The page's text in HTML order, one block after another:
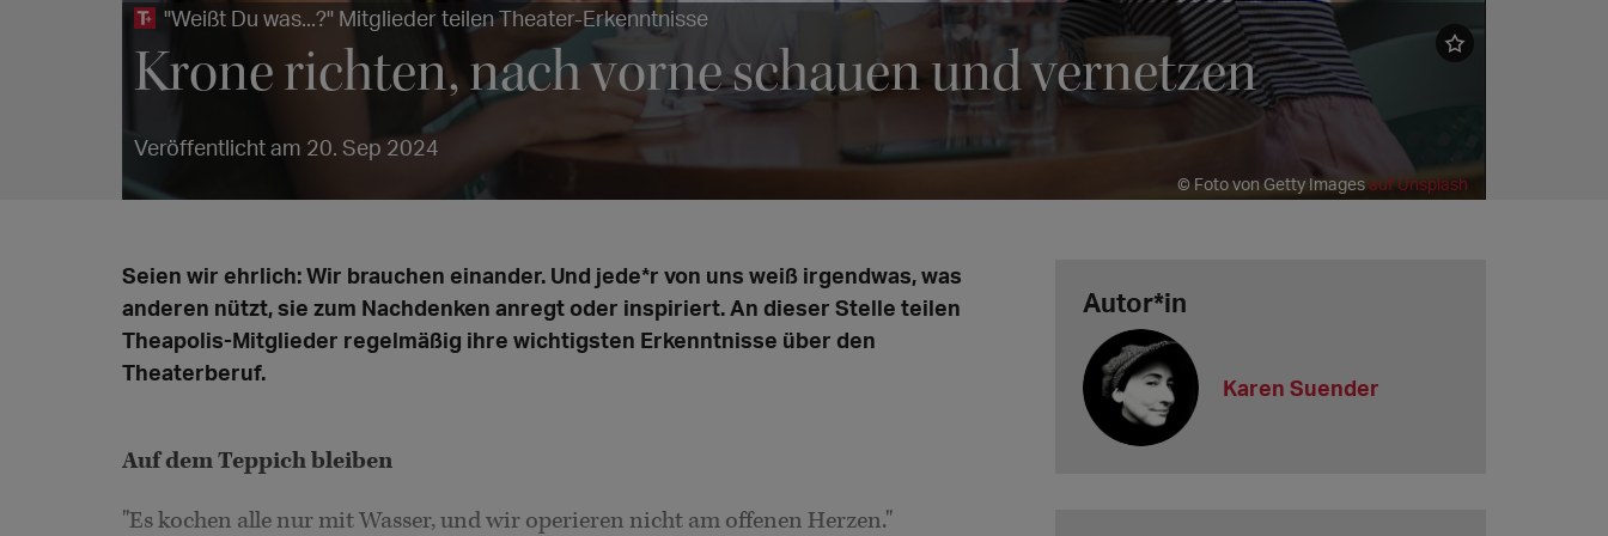
"Weißt Du was...?" Mitglieder teilen Theater-Erkenntnisse
Krone richten, nach vorne schauen und vernetzen
Veröffentlicht am 20. Sep 2024
© Foto von Getty Imagesauf Unsplash
Seien wir ehrlich: Wir brauchen einander. Und jede*r von uns weiß irgendwas, was
anderen nützt, sie zum Nachdenken anregt oder inspiriert. An dieser Stelle teilen
Theapolis-Mitglieder regelmäßig ihre wichtigsten Erkenntnisse über den
Theaterberuf.
Auf dem Teppich bleiben
"Es kochen alle nur mit Wasser, und wir operieren nicht am offenen Herzen."
Autor*in
Karen Suender